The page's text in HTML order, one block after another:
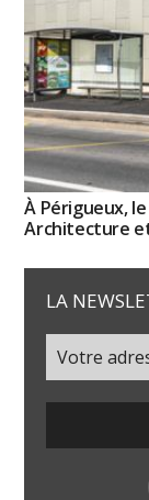
À Périgueux, le
Architecture
LA